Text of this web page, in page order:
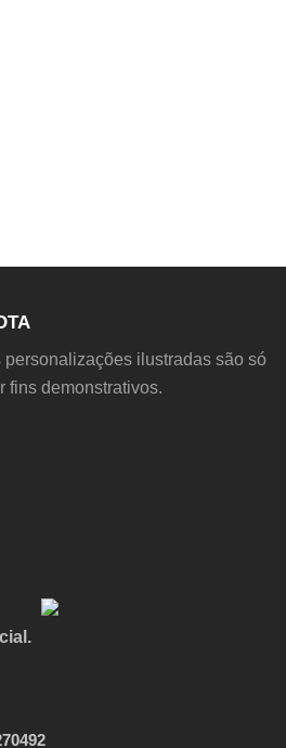
personalizações ilustradas são só
fins demonstrativos.